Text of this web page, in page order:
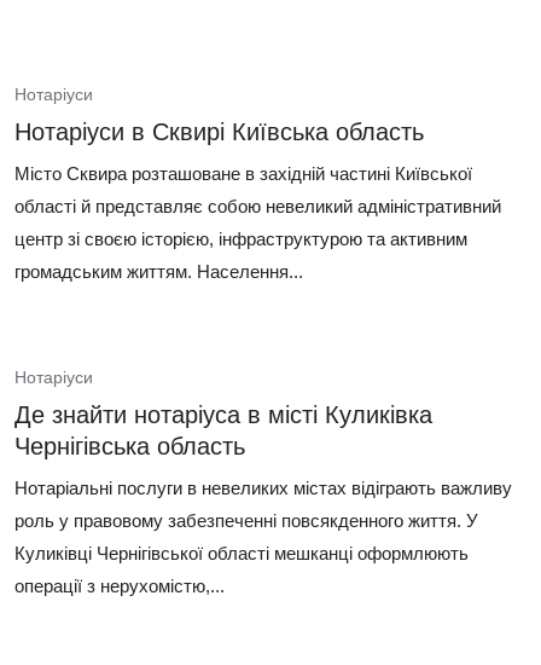
Нотаріуси
Нотаріуси в Сквирі Київська область
Місто Сквира розташоване в західній частині Київської
області й представляє собою невеликий адміністративний
центр зі своєю історією, інфраструктурою та активним
громадським життям. Населення...
Нотаріуси
Де знайти нотаріуса в місті Куликівка
Чернігівська область
Нотаріальні послуги в невеликих містах відіграють важливу
роль у правовому забезпеченні повсякденного життя. У
Куликівці Чернігівської області мешканці оформлюють
операції з нерухомістю,...